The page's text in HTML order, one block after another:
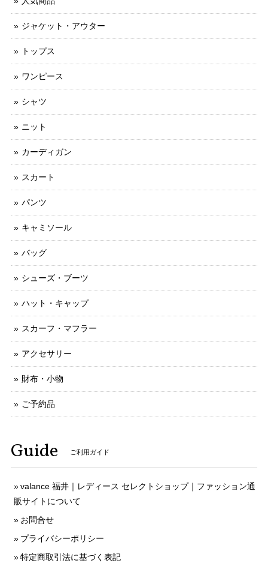
ジャケット・アウター
トップス
ワンピース
シャツ
ニット
カーディガン
スカート
パンツ
キャミソール
バッグ
シューズ・ブーツ
ハット・キャップ
スカーフ・マフラー
アクセサリー
財布・小物
ご予約品
Guide ご利用ガイド
valance 福井｜レディース セレクトショップ｜ファッション通
販サイトについて
お問合せ
プライバシーポリシー
特定商取引法に基づく表記